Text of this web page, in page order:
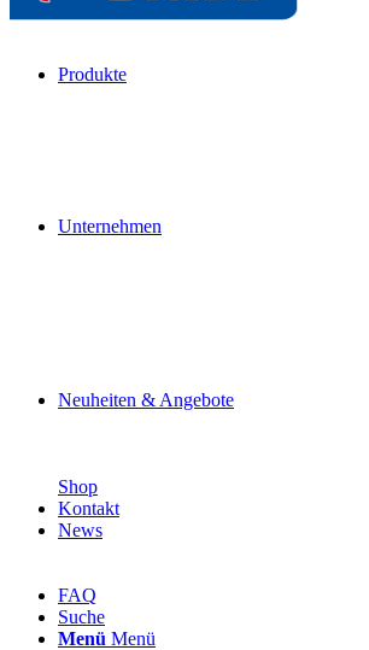
Produkte
Unternehmen
Neuheiten & Angebote
Shop
Kontakt
News
FAQ
Suche
Menü Menü